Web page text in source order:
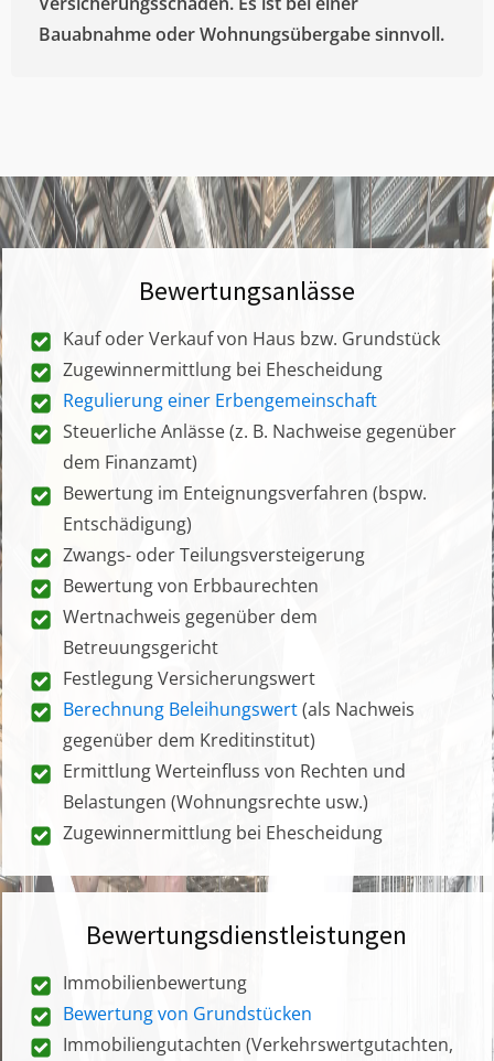
Bauabnahme oder Wohnungsübergabe sinnvoll.
Bewertungsanlässe
Kauf oder Verkauf von Haus bzw. Grundstück
Zugewinnermittlung bei Ehescheidung
Regulierung einer Erbengemeinschaft
Steuerliche Anlässe (z. B. Nachweise gegenüber
dem Finanzamt)
Bewertung im Enteignungsverfahren (bspw.
Entschädigung)
Zwangs- oder Teilungsversteigerung
Bewertung von Erbbaurechten
Wertnachweis gegenüber dem
Betreuungsgericht
Festlegung Versicherungswert
Berechnung Beleihungswert(als Nachweis
gegenüber dem Kreditinstitut)
Ermittlung Werteinfluss von Rechten und
Belastungen (Wohnungsrechte usw.)
Zugewinnermittlung bei Ehescheidung
Bewertungsdienstleistungen
Immobilienbewertung
Bewertung von Grundstücken
Immobiliengutachten (Verkehrswertgutachten,